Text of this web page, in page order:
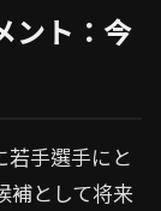
ント：今
若手選手にと
補として将来